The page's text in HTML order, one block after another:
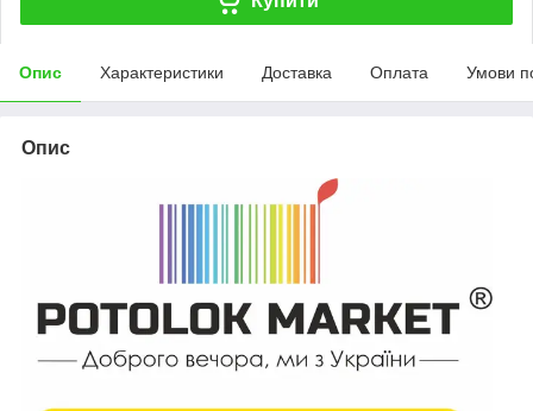
Опис Характеристики Доставка Оплата Умови
Опис